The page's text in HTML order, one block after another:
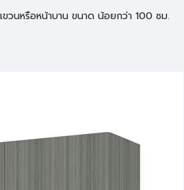
วนหรือหน้าบาน ขนาด น้อยกว่า 100 ซม.